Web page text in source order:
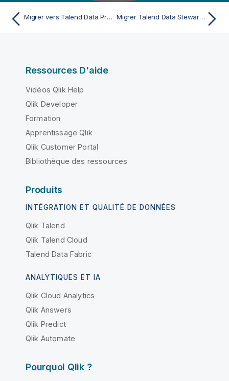
Migrer vers Talend Data Preparation 8.0.x R2025-02 avec MongoDB embarquée Migrer Talend Data Stewardship vers la version 8.0.x R2022-07 ou supérieure
Ressources D'aide
Vidéos Qlik Help
Qlik Developer
Formation
Apprentissage Qlik
Qlik Customer Portal
Bibliothèque des ressources
Produits
INTÉGRATION ET QUALITÉ DE DONNÉES
Qlik Talend
Qlik Talend Cloud
Talend Data Fabric
ANALYTIQUES ET IA
Qlik Cloud Analytics
Qlik Answers
Qlik Predict
Qlik Automate
Pourquoi Qlik ?